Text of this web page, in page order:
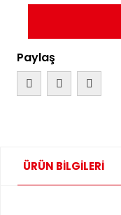
Paylaş
ÜRÜN BİLGİLERİ